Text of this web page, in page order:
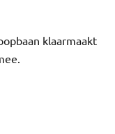
klaarmaakt